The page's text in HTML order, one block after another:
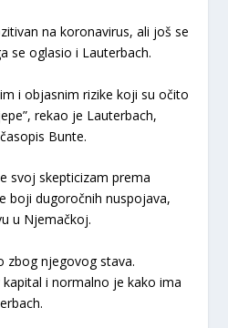
na koronavirus, ali još se
se oglasio i Lauterbach.
i objasnim rizike koji su očito
rekao je Lauterbach,
Bunte.
svoj skepticizam prema
boji dugoročnih nuspojava,
u Njemačkoj.
zbog njegovog stava.
i normalno je kako ima